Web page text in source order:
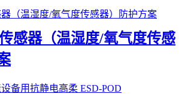
感器（温湿度/氧气度传感